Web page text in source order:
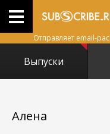
Отправляет email-
Выпуски
Алена